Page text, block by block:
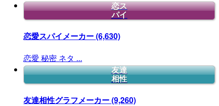
恋ス
パイ
恋愛スパイメーカー(6,630)
恋愛 秘密 ネタ ...
友達
相性
友達相性グラフメーカー(9,260)